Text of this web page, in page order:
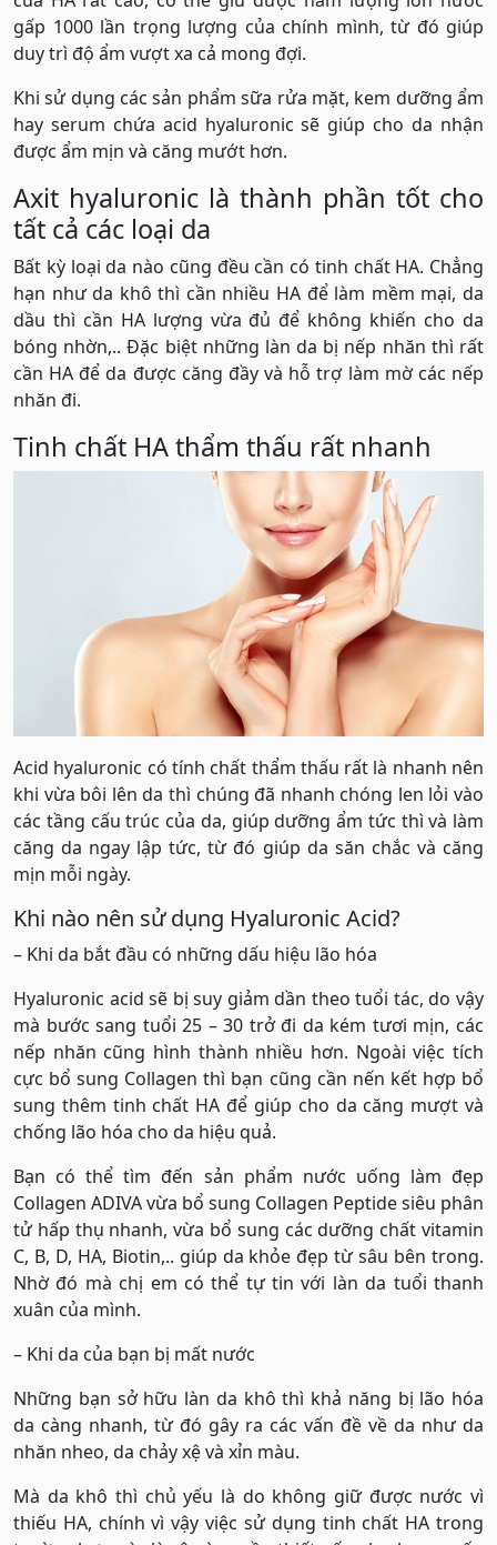
gấp 1000 lần trọng lượng của chính mình, từ đó giúp
duy trì độ ẩm vượt xa cả mong đợi.
Khi sử dụng các sản phẩm sữa rửa mặt, kem dưỡng ẩm
hay serum chứa acid hyaluronic sẽ giúp cho da nhận
được ẩm mịn và căng mướt hơn.
Axit hyaluronic là thành phần tốt cho
tất cả các loại da
Bất kỳ loại da nào cũng đều cần có tinh chất HA. Chẳng
hạn như da khô thì cần nhiều HA để làm mềm mại, da
dầu thì cần HA lượng vừa đủ để không khiến cho da
bóng nhờn,.. Đặc biệt những làn da bị nếp nhăn thì rất
cần HA để da được căng đầy và hỗ trợ làm mờ các nếp
nhăn đi.
Tinh chất HA thẩm thấu rất nhanh
Acid hyaluronic có tính chất thẩm thấu rất là nhanh nên
khi vừa bôi lên da thì chúng đã nhanh chóng len lỏi vào
các tầng cấu trúc của da, giúp dưỡng ẩm tức thì và làm
căng da ngay lập tức, từ đó giúp da săn chắc và căng
mịn mỗi ngày.
Khi nào nên sử dụng Hyaluronic Acid?
– Khi da bắt đầu có những dấu hiệu lão hóa
Hyaluronic acid sẽ bị suy giảm dần theo tuổi tác, do vậy
mà bước sang tuổi 25 – 30 trở đi da kém tươi mịn, các
nếp nhăn cũng hình thành nhiều hơn. Ngoài việc tích
cực bổ sung Collagen thì bạn cũng cần nến kết hợp bổ
sung thêm tinh chất HA để giúp cho da căng mượt và
chống lão hóa cho da hiệu quả.
Bạn có thể tìm đến sản phẩm nước uống làm đẹp
Collagen ADIVA vừa bổ sung Collagen Peptide siêu phân
tử hấp thụ nhanh, vừa bổ sung các dưỡng chất vitamin
C, B, D, HA, Biotin,.. giúp da khỏe đẹp từ sâu bên trong.
Nhờ đó mà chị em có thể tự tin với làn da tuổi thanh
xuân của mình.
– Khi da của bạn bị mất nước
Những bạn sở hữu làn da khô thì khả năng bị lão hóa
da càng nhanh, từ đó gây ra các vấn đề về da như da
nhăn nheo, da chảy xệ và xỉn màu.
Mà da khô thì chủ yếu là do không giữ được nước vì
thiếu HA, chính vì vậy việc sử dụng tinh chất HA trong